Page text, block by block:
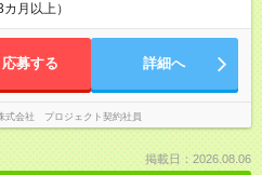
月以上）
応募する 詳細へ
式会社 プロジェクト契約社員
掲載日：2026.08.06